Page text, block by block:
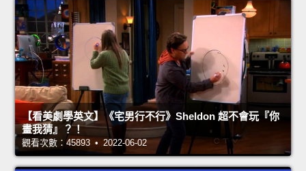
【看美劇學英文】《宅男行不行》Sheldon 超不會玩『你
畫我猜』？！
觀看次數：45893 • 2022-06-02